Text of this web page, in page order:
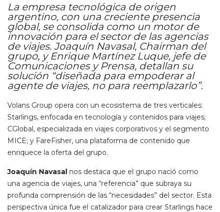
La empresa tecnológica de origen
argentino, con una creciente presencia
global, se consolida como un motor de
innovación para el sector de las agencias
de viajes. Joaquín Navasal, Chairman del
grupo, y Enrique Martínez Luque, jefe de
Comunicaciones y Prensa, detallan su
solución “diseñada para empoderar al
agente de viajes, no para reemplazarlo”.
Volans Group opera con un ecosistema de tres verticales:
Starlings, enfocada en tecnología y contenidos para viajes;
CGlobal, especializada en viajes corporativos y el segmento
MICE; y FareFisher, una plataforma de contenido que
enriquece la oferta del grupo.
Joaquín Navasal nos destaca que el grupo nació como
una agencia de viajes, una “referencia” que subraya su
profunda comprensión de las “necesidades” del sector. Esta
perspectiva única fue el catalizador para crear Starlings hace